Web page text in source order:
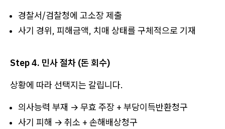
경찰서/검찰청에 고소장 제출
사기 경위, 피해금액, 치매 상태를 구체적으로 기재
Step 4. 민사 절차 (돈 회수)
상황에 따라 선택지는 갈립니다.
의사능력 부재 → 무효 주장 + 부당이득반환청구
사기 피해 → 취소 + 손해배상청구